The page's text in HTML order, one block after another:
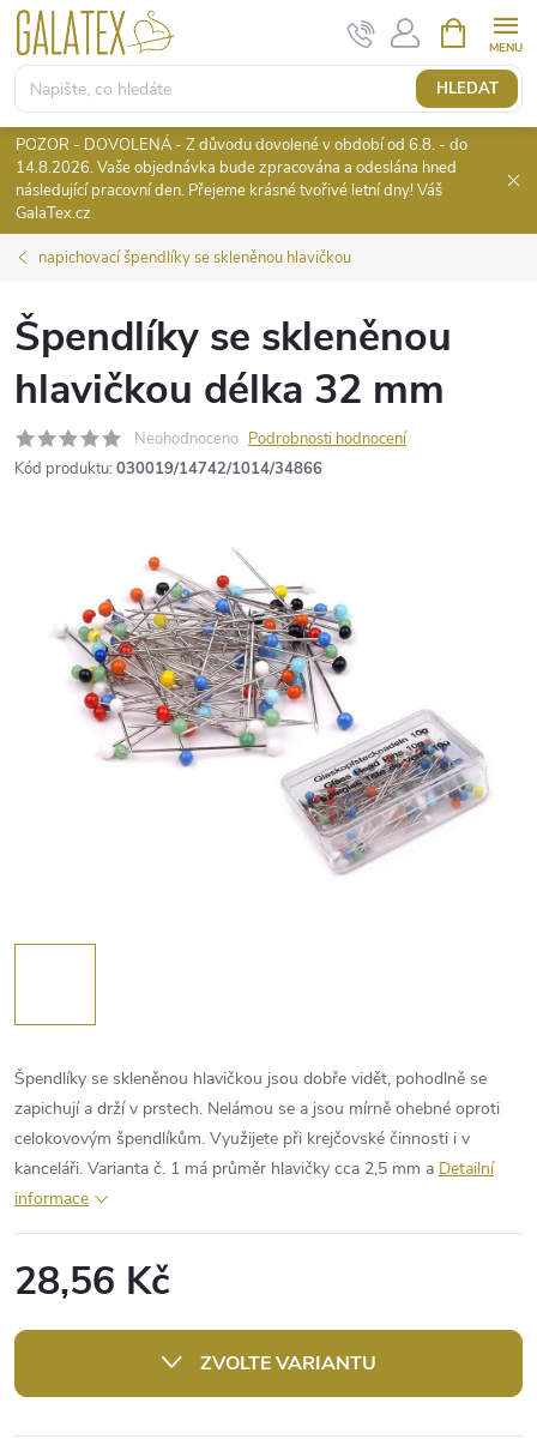
Přejít
obsah
HLEDAT
NÁKUPNÍ
KOŠÍK
POZOR - DOVOLENÁ - Z důvodu dovolené v období od 6.8. - do
14.8.2026. Vaše objednávka bude zpracována a odeslána hned
následující pracovní den. Přejeme krásné tvořivé letní dny! Váš
GalaTex.cz
napichovací špendlíky se skleněnou hlavičkou
Špendlíky se skleněnou
hlavičkou délka 32 mm
Neohodnoceno Podrobnosti hodnocení
Kód produktu: 030019/14742/1014/34866
Špendlíky se skleněnou hlavičkou jsou dobře vidět, pohodlně se
zapichují a drží v prstech. Nelámou se a jsou mírně ohebné oproti
celokovovým špendlíkům. Využijete při krejčovské činnosti i v
kanceláři. Varianta č. 1 má průměr hlavičky cca 2,5 mm a Detailní
informace
28,56 Kč
cena:
ZVOLTE VARIANTU